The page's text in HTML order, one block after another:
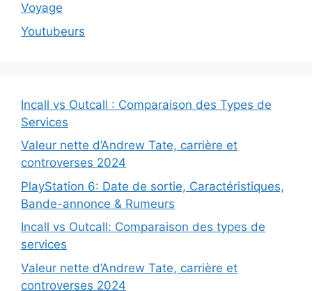
Voyage
Youtubeurs
Incall vs Outcall : Comparaison des Types de
Services
Valeur nette d’Andrew Tate, carrière et
controverses 2024
PlayStation 6: Date de sortie, Caractéristiques,
Bande-annonce & Rumeurs
Incall vs Outcall: Comparaison des types de
services
Valeur nette d’Andrew Tate, carrière et
controverses 2024